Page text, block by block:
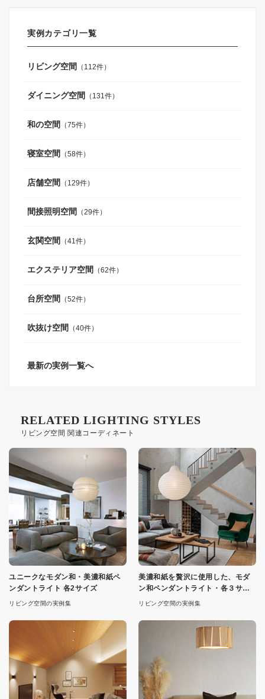
実例カテゴリ一覧
リビング空間 （112件）
ダイニング空間 （131件）
和の空間 （75件）
寝室空間 （58件）
店舗空間 （129件）
間接照明空間 （29件）
玄関空間 （41件）
エクステリア空間 （62件）
台所空間 （52件）
吹抜け空間 （40件）
最新の実例一覧へ
リビング空間 関連コーディネート
RELATED LIGHTING STYLES
ユニークなモダン和・美濃和紙ペ
ンダントライト 各2サイズ
リビング空間の実例集
美濃和紙を贅沢に使用した、モダ
ン和ペンダントライト・各３サイ
ズ
リビング空間の実例集